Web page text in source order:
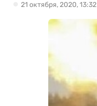
21 октября, 2020, 13:32